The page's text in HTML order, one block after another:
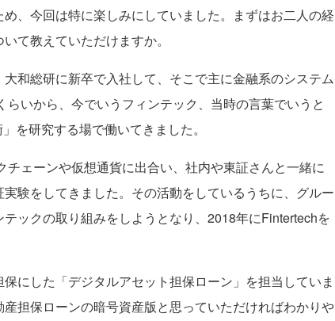
、今回は特に楽しみにしていました。まずはお二人の経
て教えていただけますか。
大和総研に新卒で入社して、そこで主に金融系のシステム
らいから、今でいうフィンテック、当時の言葉でいうと
を研究する場で働いてきました。
ェーンや仮想通貨に出合い、社内や東証さんと一緒に
験をしてきました。その活動をしているうちに、グルー
ックの取り組みをしようとなり、2018年にFintertechを
にした「デジタルアセット担保ローン」を担当していま
担保ローンの暗号資産版と思っていただければわかりや